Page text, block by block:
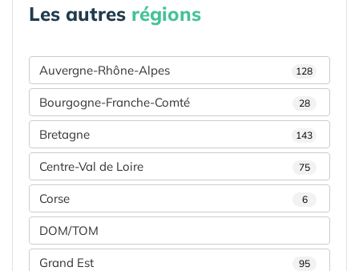
Les autres régions
Auvergne-Rhône-Alpes 128
Bourgogne-Franche-Comté 28
Bretagne 143
Centre-Val de Loire 75
Corse 6
DOM/TOM
Grand Est 95